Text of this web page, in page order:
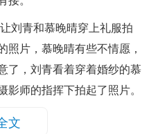
刘青和慕晚晴穿上礼服拍
照片，慕晚晴有些不情愿，
了，刘青看着穿着婚纱的慕
影师的指挥下拍起了照片。
文